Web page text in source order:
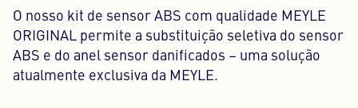
O nosso kit de sensor ABS com qualidade MEYLE
ORIGINAL permite a substituição seletiva do sensor
ABS e do anel sensor danificados – uma solução
atualmente exclusiva da MEYLE.